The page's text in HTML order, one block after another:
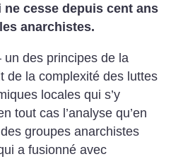
cesse depuis cent ans
anarchistes.
un des principes de la
de la complexité des luttes
locales qui s’y
tout cas l’analyse qu’en
groupes anarchistes
a fusionné avec